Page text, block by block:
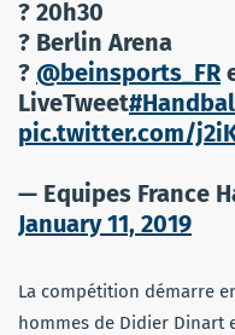
? 20h30
? Berlin Arena
? @beinsports_FR
LiveTweet
pic.twitter.com/
— Equipes France
January 11, 2019
La compétition démarre
hommes de Didier Dinart